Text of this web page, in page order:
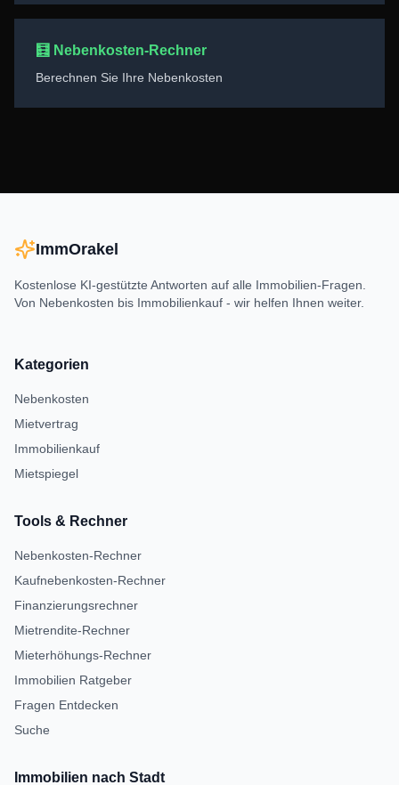
🧮 Nebenkosten-Rechner
Berechnen Sie Ihre Nebenkosten
ImmOrakel
Kostenlose KI-gestützte Antworten auf alle Immobilien-Fragen.
Von Nebenkosten bis Immobilienkauf - wir helfen Ihnen weiter.
Kategorien
Nebenkosten
Mietvertrag
Immobilienkauf
Mietspiegel
Tools & Rechner
Nebenkosten-Rechner
Kaufnebenkosten-Rechner
Finanzierungsrechner
Mietrendite-Rechner
Mieterhöhungs-Rechner
Immobilien Ratgeber
Fragen Entdecken
Suche
Immobilien nach Stadt